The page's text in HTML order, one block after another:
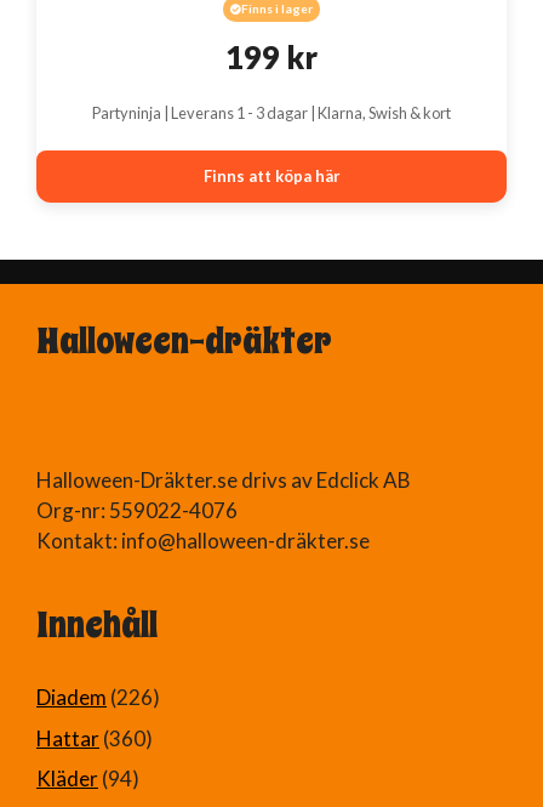
Finns i lager
199 kr
Partyninja | Leverans 1 - 3 dagar | Klarna, Swish & kort
Finns att köpa här
Halloween-dräkter
Halloween-Dräkter.se drivs av Edclick AB
Org-nr: 559022-4076
Kontakt: info@halloween-dräkter.se
Innehåll
Diadem (226)
Hattar(360)
Kläder(94)